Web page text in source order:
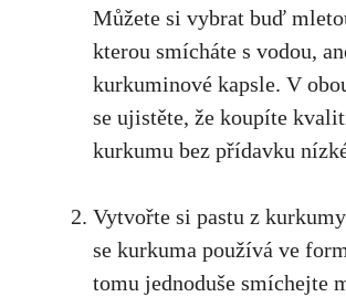
⁤Můžete​ si vybrat buď
kterou ⁤smícháte ‍s vodou,
kurkuminové kapsle. V
se ujistěte, že ‌koupíte
kurkumu bez⁢ přídavku
Vytvořte si pastu z
se kurkuma používá ve
tomu jednoduše smíchejte